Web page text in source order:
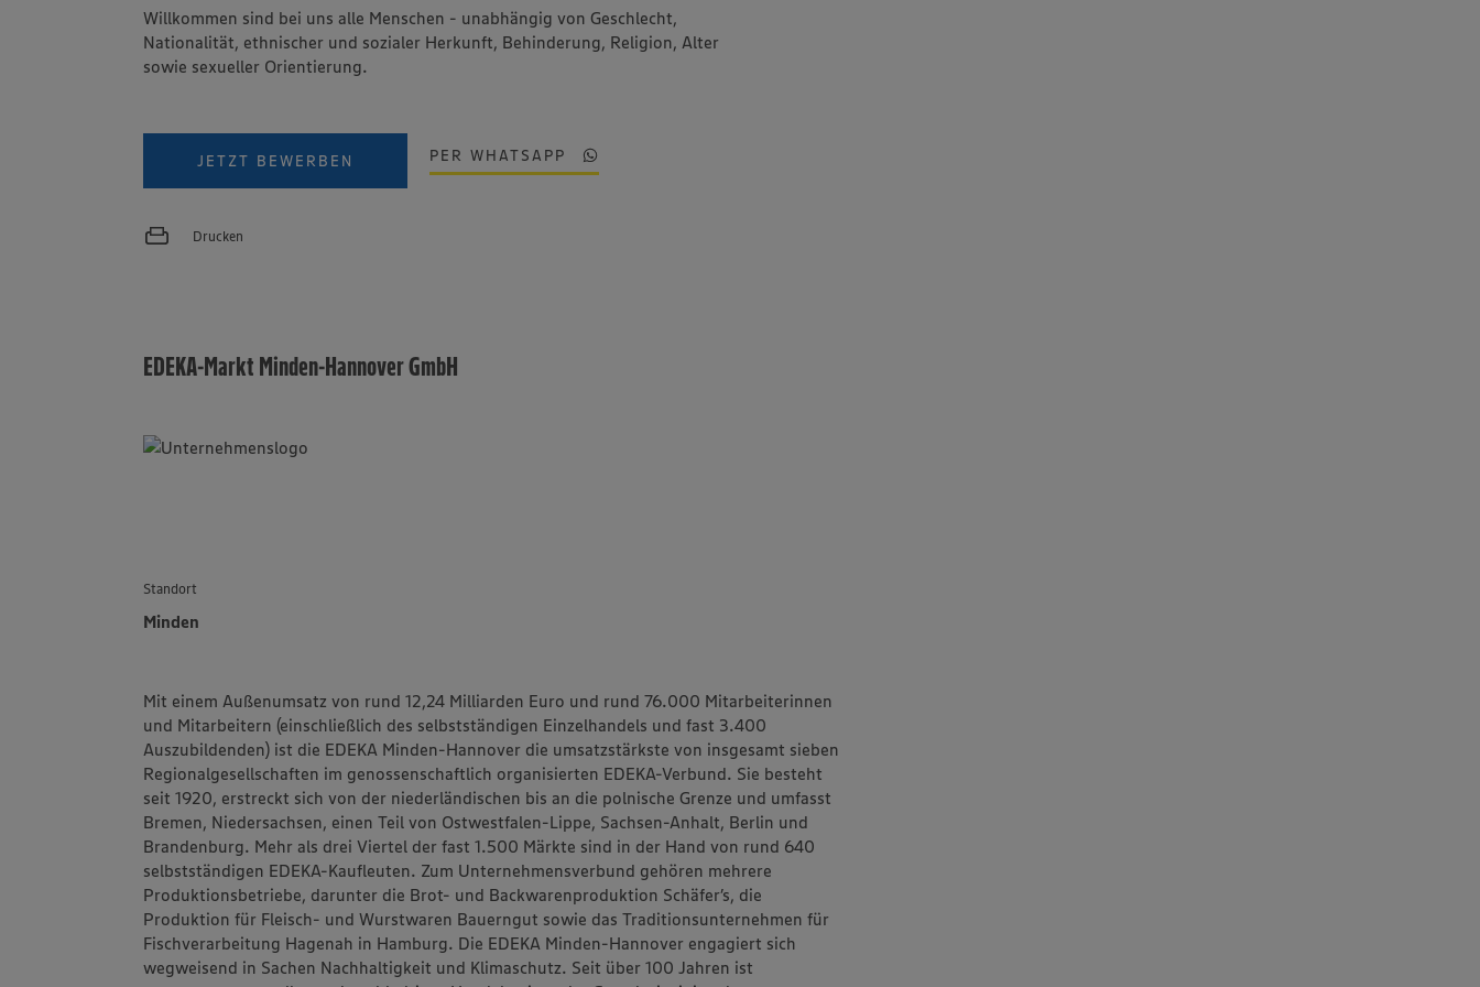
Willkommen sind bei uns alle Menschen - unabhängig von Geschlecht,
Nationalität, ethnischer und sozialer Herkunft, Behinderung, Religion, Alter
sowie sexueller Orientierung.
JETZT BEWERBEN PER WHATSAPP
Drucken
EDEKA-Markt Minden-Hannover GmbH
Standort
Minden
Mit einem Außenumsatz von rund 12,24 Milliarden Euro und rund 76.000 Mitarbeiterinnen
und Mitarbeitern (einschließlich des selbstständigen Einzelhandels und fast 3.400
Auszubildenden) ist die EDEKA Minden-Hannover die umsatzstärkste von insgesamt sieben
Regionalgesellschaften im genossenschaftlich organisierten EDEKA-Verbund. Sie besteht
seit 1920, erstreckt sich von der niederländischen bis an die polnische Grenze und umfasst
Bremen, Niedersachsen, einen Teil von Ostwestfalen-Lippe, Sachsen-Anhalt, Berlin und
Brandenburg. Mehr als drei Viertel der fast 1.500 Märkte sind in der Hand von rund 640
selbstständigen EDEKA-Kaufleuten. Zum Unternehmensverbund gehören mehrere
Produktionsbetriebe, darunter die Brot- und Backwarenproduktion Schäfer’s, die
Produktion für Fleisch- und Wurstwaren Bauerngut sowie das Traditionsunternehmen für
Fischverarbeitung Hagenah in Hamburg. Die EDEKA Minden-Hannover engagiert sich
wegweisend in Sachen Nachhaltigkeit und Klimaschutz. Seit über 100 Jahren ist